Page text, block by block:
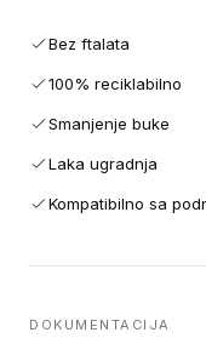
Bez ftalata
100% reciklabilno
Smanjenje buke
Laka ugradnja
Kompatibilno sa
DOKUMENTACIJA